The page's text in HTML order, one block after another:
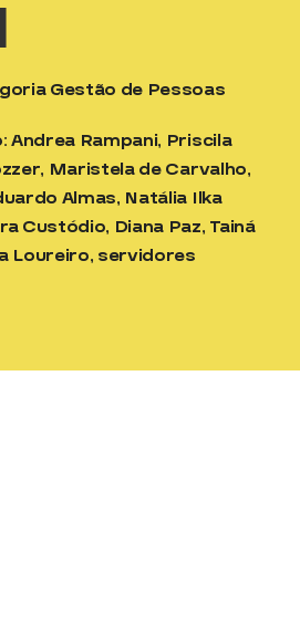
Gestão de Pessoas
Andrea Rampani, Priscila
Maristela de Carvalho,
Almas, Natália Ilka
Custódio, Diana Paz, Tainá
Loureiro, servidores